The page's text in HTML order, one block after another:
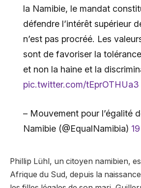
la Namibie, le mandat
défendre l’intérêt supérieur
n’est pas procréé. Les
sont de favoriser la
et non la haine et la
pic.twitter.com/tEprOTHUa3
– Mouvement pour l’égalité
Namibie (@EqualNamibia)
Phillip Lühl, un citoyen namibien,
Afrique du Sud, depuis la